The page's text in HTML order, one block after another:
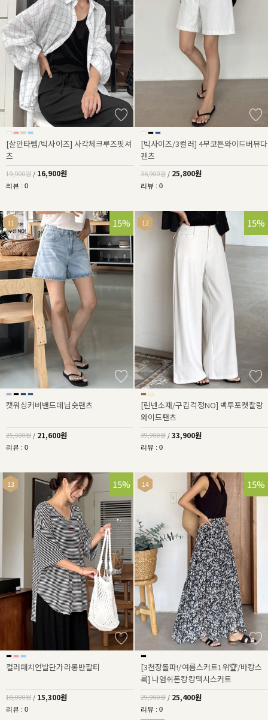
[살안타템/빅사이즈] 사각체크루즈핏셔
츠
19,900원 / 16,900원
리뷰 : 0
[빅사이즈/3컬러] 4부코튼와이드버뮤다
팬츠
36,900원 / 25,800원
리뷰 : 0
15%
캣워싱커버밴드데님숏팬츠
25,500원 / 21,600원
리뷰 : 0
15%
[린넨소재/구김걱정NO] 백투포켓찰랑
와이드팬츠
39,900원 / 33,900원
리뷰 : 0
15%
컬러패치언발단가라롱반팔티
18,000원 / 15,300원
리뷰 : 0
15%
[3천장돌파!/여름스커트1위🏆/바캉스
룩] 나염쉬폰캉캉맥시스커트
29,900원 / 25,400원
리뷰 : 0